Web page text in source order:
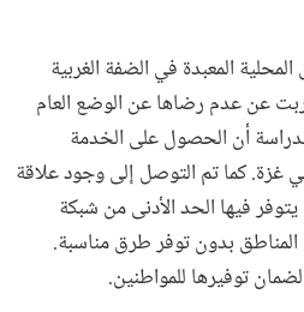
المعبدة في الضفة الغربية
عن عدم رضاها عن الوضع العام
أن الحصول على الخدمة
غزة. كما تم التوصل إلى وجود علاقة
فيها الحد الأدنى من شبكة
بدون توفر طرق مناسبة.
توفيرها للمواطنين.